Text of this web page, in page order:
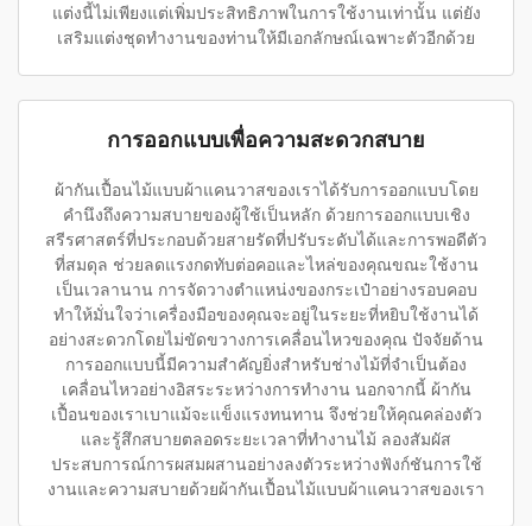
แต่งนี้ไม่เพียงแต่เพิ่มประสิทธิภาพในการใช้งานเท่านั้น แต่ยัง
เสริมแต่งชุดทำงานของท่านให้มีเอกลักษณ์เฉพาะตัวอีกด้วย
การออกแบบเพื่อความสะดวกสบาย
ผ้ากันเปื้อนไม้แบบผ้าแคนวาสของเราได้รับการออกแบบโดย
คำนึงถึงความสบายของผู้ใช้เป็นหลัก ด้วยการออกแบบเชิง
สรีรศาสตร์ที่ประกอบด้วยสายรัดที่ปรับระดับได้และการพอดีตัว
ที่สมดุล ช่วยลดแรงกดทับต่อคอและไหล่ของคุณขณะใช้งาน
เป็นเวลานาน การจัดวางตำแหน่งของกระเป๋าอย่างรอบคอบ
ทำให้มั่นใจว่าเครื่องมือของคุณจะอยู่ในระยะที่หยิบใช้งานได้
อย่างสะดวกโดยไม่ขัดขวางการเคลื่อนไหวของคุณ ปัจจัยด้าน
การออกแบบนี้มีความสำคัญยิ่งสำหรับช่างไม้ที่จำเป็นต้อง
เคลื่อนไหวอย่างอิสระระหว่างการทำงาน นอกจากนี้ ผ้ากัน
เปื้อนของเราเบาแม้จะแข็งแรงทนทาน จึงช่วยให้คุณคล่องตัว
และรู้สึกสบายตลอดระยะเวลาที่ทำงานไม้ ลองสัมผัส
ประสบการณ์การผสมผสานอย่างลงตัวระหว่างฟังก์ชันการใช้
งานและความสบายด้วยผ้ากันเปื้อนไม้แบบผ้าแคนวาสของเรา